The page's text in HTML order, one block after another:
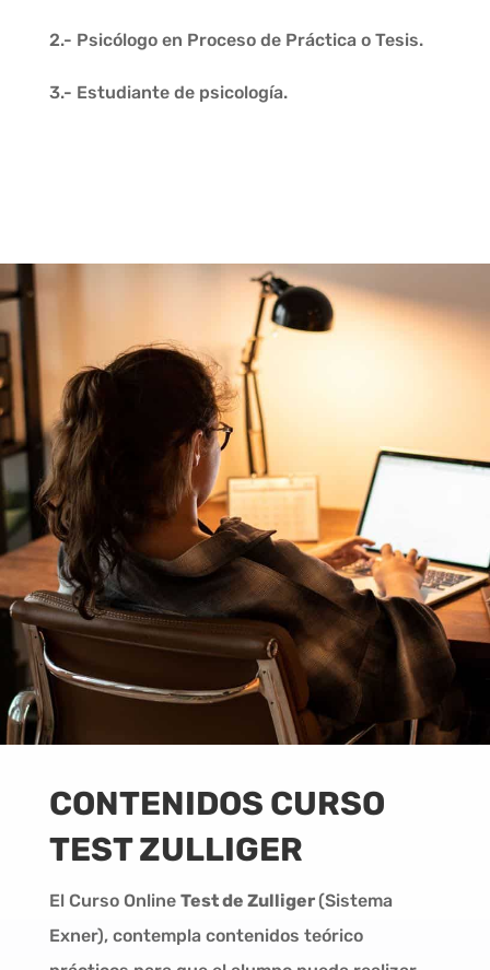
2.- Psicólogo en Proceso de Práctica o Tesis.
3.- Estudiante de psicología.
CONTENIDOS CURSO
TEST ZULLIGER
El Curso Online Test de Zulliger(Sistema
Exner), contempla contenidos teórico